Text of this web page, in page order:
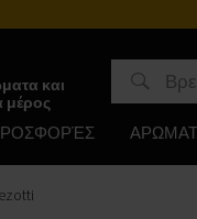
και
μέρος